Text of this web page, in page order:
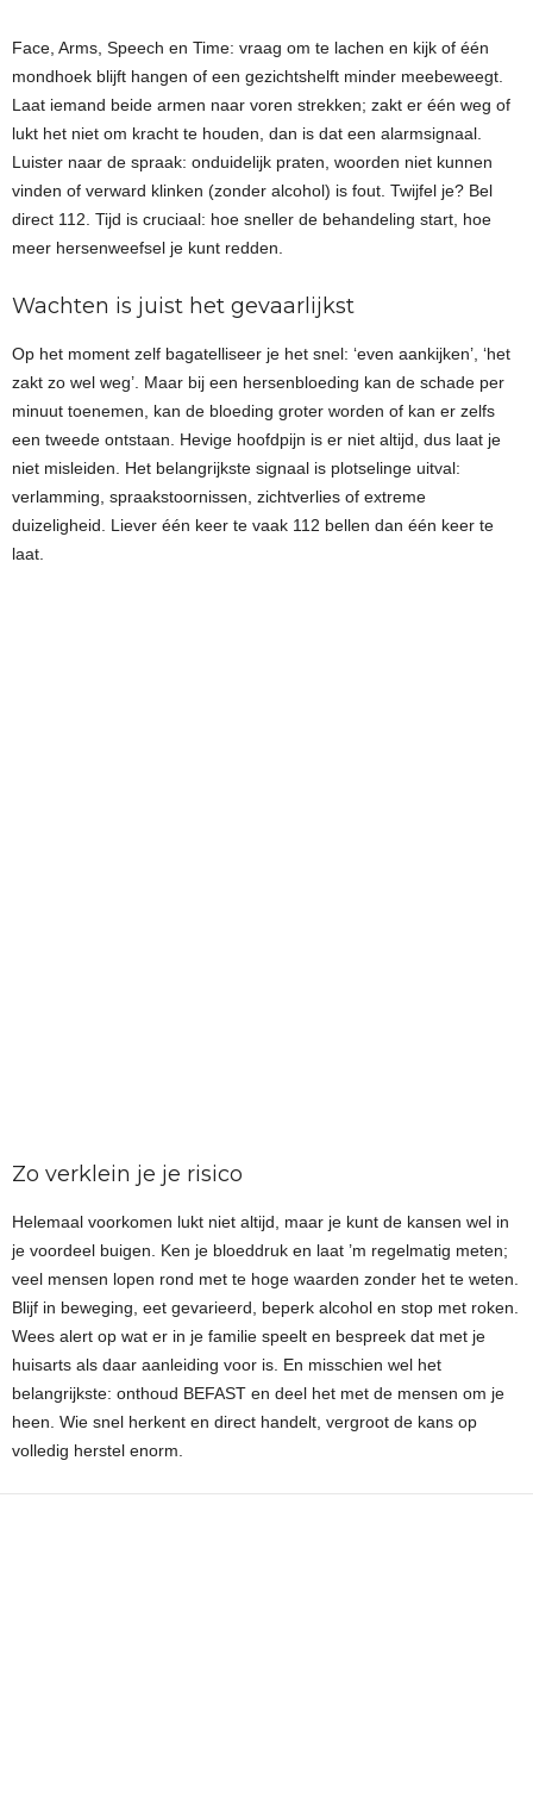
Face, Arms, Speech en Time: vraag om te lachen en kijk of één
mondhoek blijft hangen of een gezichtshelft minder meebeweegt.
Laat iemand beide armen naar voren strekken; zakt er één weg of
lukt het niet om kracht te houden, dan is dat een alarmsignaal.
Luister naar de spraak: onduidelijk praten, woorden niet kunnen
vinden of verward klinken (zonder alcohol) is fout. Twijfel je? Bel
direct 112. Tijd is cruciaal: hoe sneller de behandeling start, hoe
meer hersenweefsel je kunt redden.
Wachten is juist het gevaarlijkst
Op het moment zelf bagatelliseer je het snel: ‘even aankijken’, ‘het
zakt zo wel weg’. Maar bij een hersenbloeding kan de schade per
minuut toenemen, kan de bloeding groter worden of kan er zelfs
een tweede ontstaan. Hevige hoofdpijn is er niet altijd, dus laat je
niet misleiden. Het belangrijkste signaal is plotselinge uitval:
verlamming, spraakstoornissen, zichtverlies of extreme
duizeligheid. Liever één keer te vaak 112 bellen dan één keer te
laat.
Zo verklein je je risico
Helemaal voorkomen lukt niet altijd, maar je kunt de kansen wel in
je voordeel buigen. Ken je bloeddruk en laat ’m regelmatig meten;
veel mensen lopen rond met te hoge waarden zonder het te weten.
Blijf in beweging, eet gevarieerd, beperk alcohol en stop met roken.
Wees alert op wat er in je familie speelt en bespreek dat met je
huisarts als daar aanleiding voor is. En misschien wel het
belangrijkste: onthoud BEFAST en deel het met de mensen om je
heen. Wie snel herkent en direct handelt, vergroot de kans op
volledig herstel enorm.